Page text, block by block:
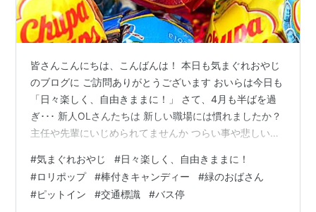
皆さんこんにちは、こんばんは！ 本日も気まぐれおやじ
のブログに ご訪問ありがとうございます おいらは今日も
「日々楽しく、自由きままに！」 さて、4月も半ばを過
ぎ･･･ 新人OLさんたちは 新しい職場には慣れましたか？
主任や先輩にいじめられてませんか つらい事や悲しい事
こちらから呪いを･･･ ちがう！ちがう！ 「元」という
「気」を送ってあげましょう 「ウ～～～～ッ！･･･ポ
ン！」＼(｀0´)／ あ、ど～も～！ 主任に口なし、「気ま
#気まぐれおやじ #日々楽しく、自由きままに！
#ロリポップ #棒付きキャンディー #緑のおばさん
#ピットイン #交通標識 #バス停